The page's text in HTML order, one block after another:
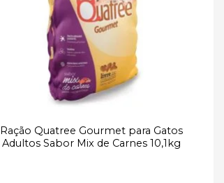
Ração Quatree Gourmet para Gatos
Adultos Sabor Mix de Carnes 10,1kg